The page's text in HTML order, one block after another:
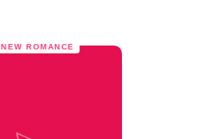
NEW ROMANCE